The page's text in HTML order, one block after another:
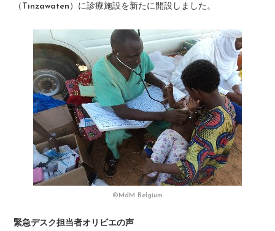
（Tinzawaten）に診療施設を新たに開設しました。
©MdM Belgium
緊急デスク担当者オリビエの声